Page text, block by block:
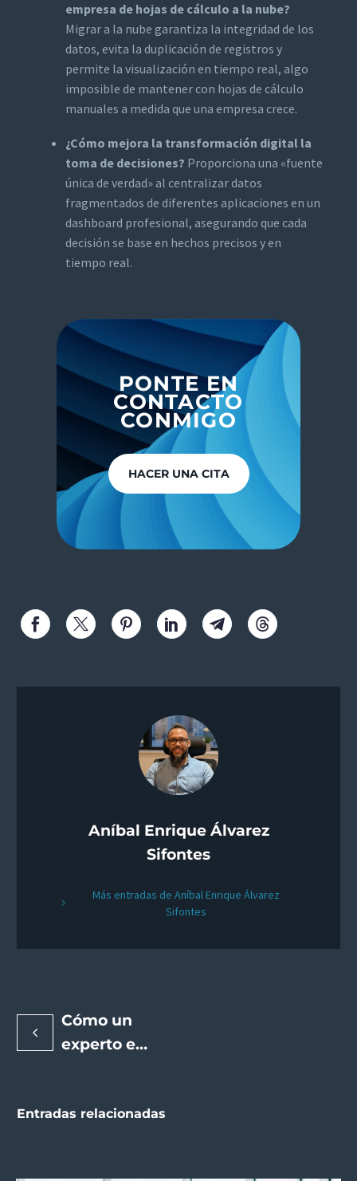
empresa de hojas de cálculo a la nube?
Migrar a la nube garantiza la integridad de los
datos, evita la duplicación de registros y
permite la visualización en tiempo real, algo
imposible de mantener con hojas de cálculo
manuales a medida que una empresa crece.
¿Cómo mejora la transformación digital la
toma de decisiones? Proporciona una «fuente
única de verdad» al centralizar datos
fragmentados de diferentes aplicaciones en un
dashboard profesional, asegurando que cada
decisión se base en hechos precisos y en
tiempo real.
PONTE EN
CONTACTO
CONMIGO
HACER UNA CITA
Aníbal Enrique Álvarez
Sifontes
Más entradas de Aníbal Enrique Álvarez
Sifontes
Cómo un
experto en
puede
Entradas relacionadas